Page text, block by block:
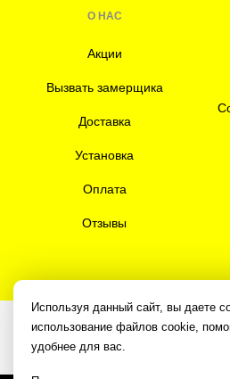
Используя данный сайт, вы даете
использование файлов cookie,
удобнее для вас.
О НАС
Акции
Вызвать замерщика
Доставка
Установка
Оплата
Отзывы
Разработка сайта 3K